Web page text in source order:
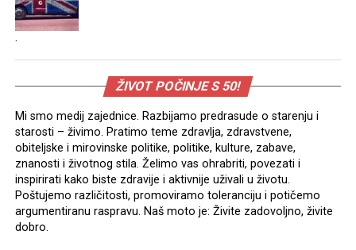
.
ŽIVOT POČINJE S 50!
Mi smo medij zajednice. Razbijamo predrasude o starenju i
starosti – živimo. Pratimo teme zdravlja, zdravstvene,
obiteljske i mirovinske politike, politike, kulture, zabave,
znanosti i životnog stila. Želimo vas ohrabriti, povezati i
inspirirati kako biste zdravije i aktivnije uživali u životu.
Poštujemo različitosti, promoviramo toleranciju i potičemo
argumentiranu raspravu. Naš moto je: Živite zadovoljno, živite
dobro.